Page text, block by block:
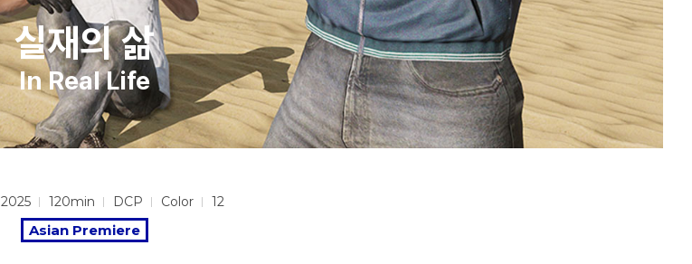
실재의 삶
In Real Life
2025 120min DCP Color 12
Asian Premiere